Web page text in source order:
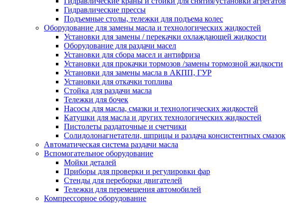
Гидравлические прессы
Подъемные столы, тележки для подъема колес
Оборудование для замены масла и технологических жидкостей
Установки для замены / перекачки охлаждающей жидкости
Оборудование для раздачи масел
Установки для сбора масел и антифриза
Установки для прокачки тормозов /замены тормозной жидкости
Установки для замены масла в АКПП, ГУР
Установки для откачки топлива
Стойка для раздачи масла
Тележки для бочек
Насосы для масла, смазки и технологических жидкостей
Катушки для масла и других технологических жидкостей
Пистолеты раздаточные и счетчики
Солидолонагнетатели, шприцы и раздача консистентных смазок
Автоматическая система раздачи масла
Вспомогательное оборудование
Мойки деталей
Приборы для проверки и регулировки фар
Стенды для переборки двигателей
Тележки для перемещения автомобилей
Компрессорное оборудование